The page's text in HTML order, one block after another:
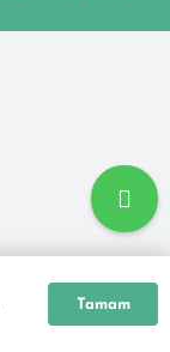
Tamam